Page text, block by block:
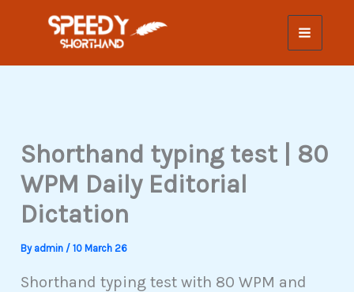
Shorthand typing test | 80
WPM Daily Editorial
Dictation
By admin /10 March 26
Shorthand typing test with 80 WPM and